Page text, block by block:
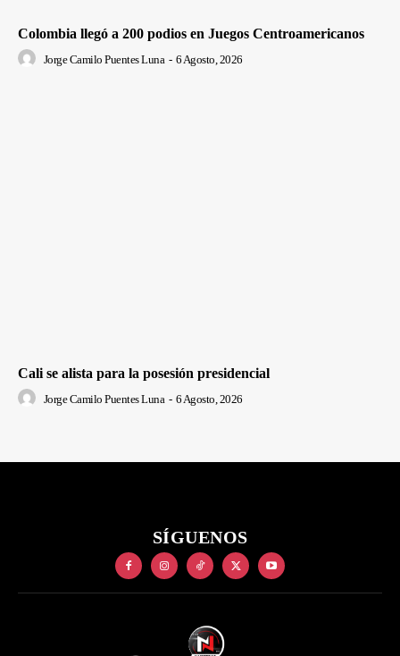
Colombia llegó a 200 podios en Juegos Centroamericanos
Jorge Camilo Puentes Luna - 6 Agosto, 2026
Cali se alista para la posesión presidencial
Jorge Camilo Puentes Luna - 6 Agosto, 2026
SÍGUENOS